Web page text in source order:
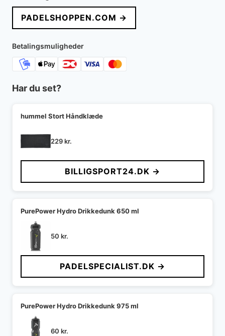
PADELSHOPPEN.COM →
Betalingsmuligheder
Har du set?
hummel Stort Håndklæde
229kr.
BILLIGSPORT24.DK →
PurePower Hydro Drikkedunk 650 ml
50 kr.
PADELSPECIALIST.DK →
PurePower Hydro Drikkedunk 975 ml
60 kr.